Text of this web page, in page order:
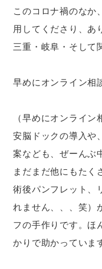
このコロナ禍のなか
用してくださり、あ
三重・岐阜・そして
早めにオンライン相
（早めにオンライ
安脳ドックの導入や
案なども、ぜーんぶ
まだまだ他にもたく
術後パンフレット、
れません、、、笑）
フの手作りです。ほ
かりで助かっていま